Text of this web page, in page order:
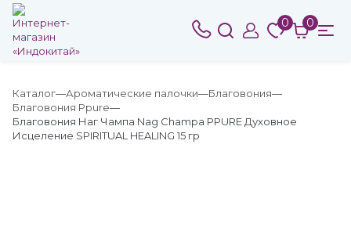
0 0
Каталог Ароматические палочки
Благовония
Благовония Ppure
Благовония Наг Чампа Nag Champa PPURE Духовное
Исцеление SPIRITUAL HEALING 15 гр